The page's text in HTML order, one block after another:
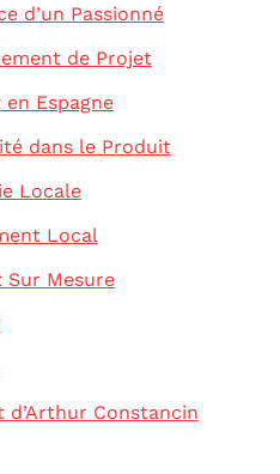
d’un Passionné
de Projet
en Espagne
dans le Produit
Locale
Local
Sur Mesure
Constancin